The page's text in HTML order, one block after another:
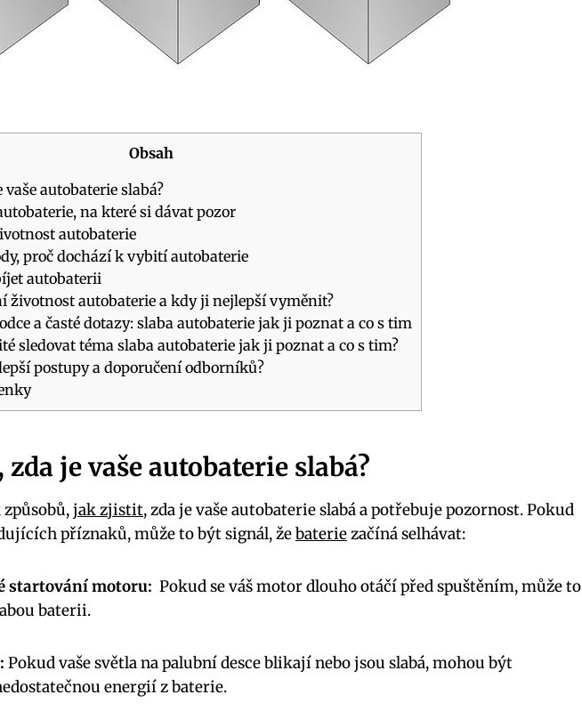
Obsah
autobaterie ⁤slabá?
na které si dávat pozor
autobaterie
proč ‍dochází⁣ k vybití autobaterie
autobaterii
životnost autobaterie a kdy ji nejlepší vyměnit?
a časté dotazy: slaba autobaterie jak ji poznat a co s tim
sledovat téma slaba autobaterie jak ji poznat a co s tim?
postupy a doporučení odborníků?
je vaše⁣ autobaterie ⁤slabá?
jak zjistit, zda⁤ je vaše autobaterie slabá a potřebuje pozornost. Pokud
příznaků,​ může to⁢ být signál, žebateriezačíná⁤ selhávat:
startování motoru: ‌ Pokud se váš⁤ motor dlouho otáčí před spuštěním, může ⁢to
baterii.
Pokud vaše světla na palubní desce blikají nebo jsou​ slabá,⁢ mohou být
energií z baterie.